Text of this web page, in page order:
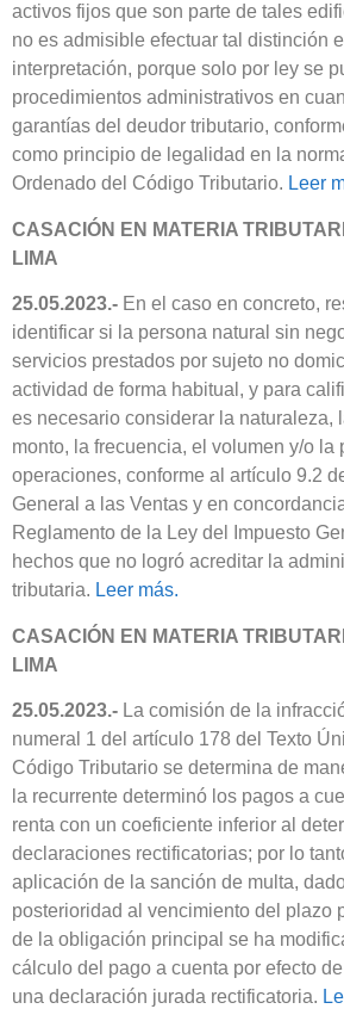
activos fijos que son parte de tales
no es admisible efectuar tal distinción
interpretación, porque solo por ley se
procedimientos administrativos en
garantías del deudor tributario,
como principio de legalidad en la
Ordenado del Código Tributario. Leer
CASACIÓN EN MATERIA
LIMA
25.05.2023.- En el caso en concreto,
identificar si la persona natural sin
servicios prestados por sujeto no
actividad de forma habitual, y para
es necesario considerar la naturaleza,
monto, la frecuencia, el volumen y/o la
operaciones, conforme al artículo 9.2
General a las Ventas y en
Reglamento de la Ley del Impuesto
hechos que no logró acreditar la
tributaria. Leer más.
CASACIÓN EN MATERIA
LIMA
25.05.2023.- La comisión de la
numeral 1 del artículo 178 del Texto
Código Tributario se determina de
la recurrente determinó los pagos a
renta con un coeficiente inferior al
declaraciones rectificatorias; por lo
aplicación de la sanción de multa,
posterioridad al vencimiento del plazo
de la obligación principal se ha
cálculo del pago a cuenta por efecto
una declaración jurada rectificatoria.